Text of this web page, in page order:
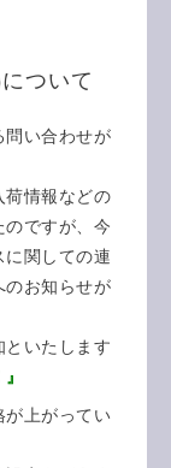
ついて
問い合わせが
荷情報などの
のですが、今
に関しての連
のお知らせが
といたします
が上がってい